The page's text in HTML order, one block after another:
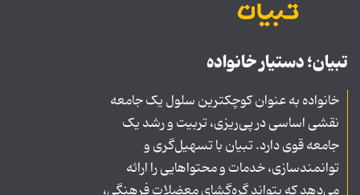
تبیان؛ دستیار خانواده
خانواده به عنوان کوچکترین سلول یک جامعه
نقشی اساسی در پی‌ریزی، تربیت و رشد یک
جامعه قوی دارد. تبیان با تسهیل‌گری و
توانمندسازی، خدمات و محتواهایی را ارائه